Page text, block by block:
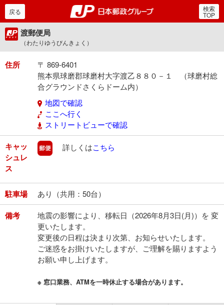
郵便局・日本郵政グルー
戻る 検索
TOP
渡郵便局
（わたりゆうびんきょく）
住所
〒 869-6401
熊本県球磨郡球磨村大字渡乙８８０－１ （球磨村総
合グラウンドさくらドーム内）
地図で確認
ここへ行く
ストリートビューで確認
キャッ
シュレ
ス
郵便
詳しくはこちら
駐車場 あり（共用：50台）
備考
地震の影響により、移転日（2026年8月3日(月)）を 変
更いたします。
変更後の日程は決まり次第、お知らせいたします。
ご迷惑をお掛けいたしますが、ご理解を賜りますよう
お願い申し上げます。
※ 窓口業務、ATMを一時休止する場合があります。